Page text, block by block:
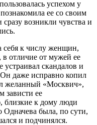
успехом у
ее со своим
возникли чувства и
себя к числу женщин,
отличие от мужей ее
устраивал скандалов и
даже исправно копил
желанный «Москвич»,
зависти ее
близкие к дому люди
Одначева была, по сути,
и подчинялся.